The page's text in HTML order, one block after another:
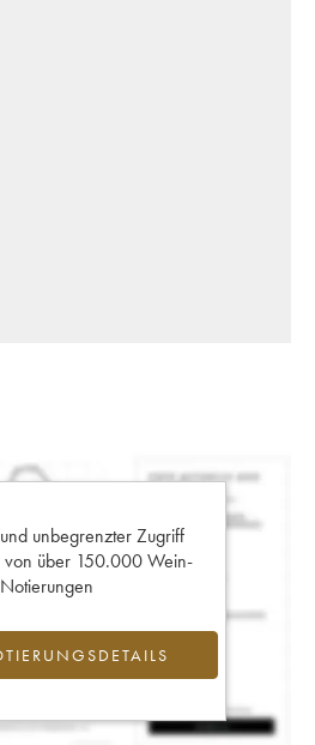
unbegrenzter Zugriff
von über 150.000 Wein-
Notierungen